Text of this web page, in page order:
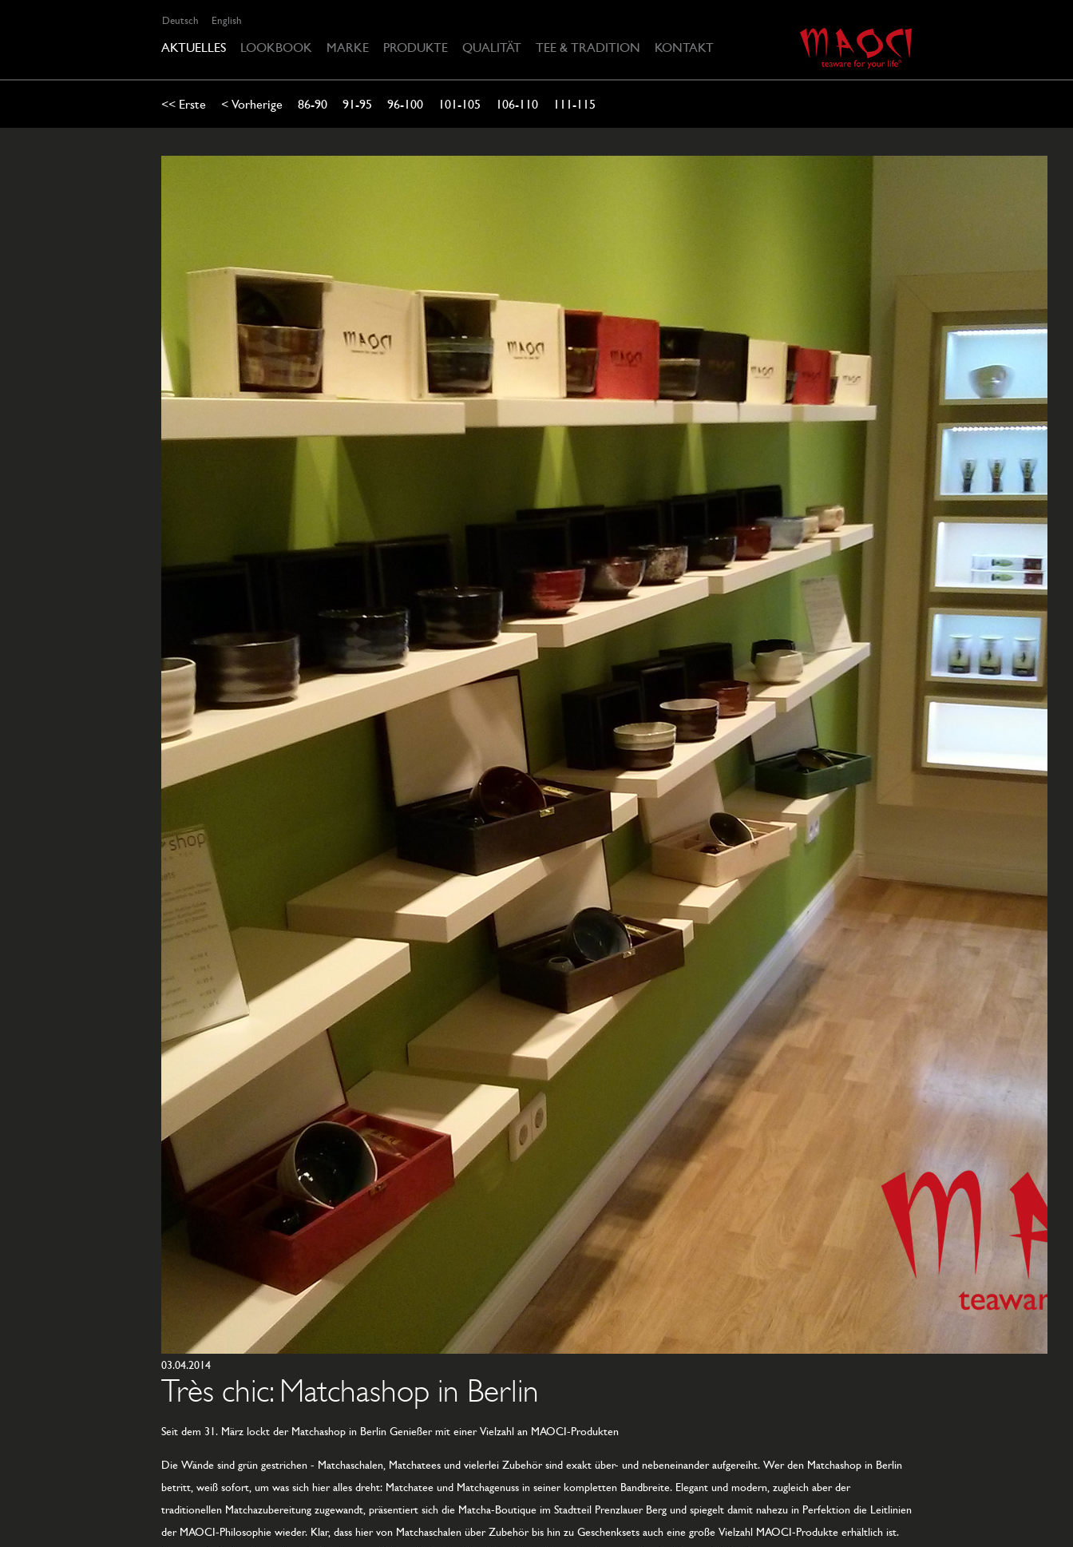
AKTUELLES LOOKBOOK MARKE PRODUKTE QUALITÄT TEE & TRADITION KONTAKT
<< Erste < Vorherige 86-90 91-95 96-100 101-105 106-110 111-115
03.04.2014
Très chic: Matchashop in Berlin
Seit dem 31. März lockt der Matchashop in Berlin Genießer mit einer Vielzahl an MAOCI-Produkten
Die Wände sind grün gestrichen - Matchaschalen, Matchatees und vielerlei Zubehör sind exakt über- und nebeneinander aufgereiht. Wer den Matchashop in Berlin
betritt, weiß sofort, um was sich hier alles dreht: Matchatee und Matchagenuss in seiner kompletten Bandbreite. Elegant und modern, zugleich aber der
traditionellen Matchazubereitung zugewandt, präsentiert sich die Matcha-Boutique im Stadtteil Prenzlauer Berg und spiegelt damit nahezu in Perfektion die Leitlinien
der MAOCI-Philosophie wieder. Klar, dass hier von Matchaschalen über Zubehör bis hin zu Geschenksets auch eine große Vielzahl MAOCI-Produkte erhältlich ist.
Deutsch English